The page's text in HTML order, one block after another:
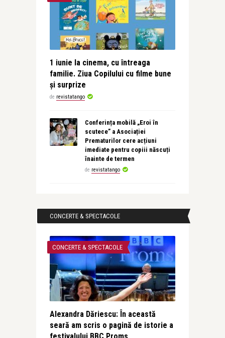
1 iunie la cinema, cu întreaga
familie. Ziua Copilului cu filme bune
și surprize
de revistatango
Conferința mobilă „Eroi în
scutece” a Asociației
Prematurilor cere acțiuni
imediate pentru copiii născuți
înainte de termen
de revistatango
CONCERTE & SPECTACOLE
CONCERTE & SPECTACOLE
Alexandra Dăriescu: În această
seară am scris o pagină de istorie a